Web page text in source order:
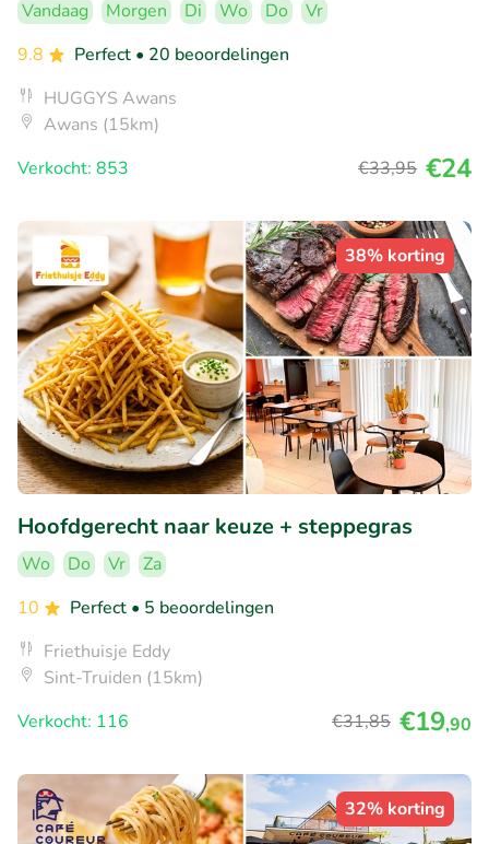
Vandaag Morgen Di Wo Do
Vr
9.8
Perfect • 20 beoordelingen
HUGGYS Awans
Awans (15km)
Verkocht: 853
€33,95 €24
38% korting
Hoofdgerecht naar keuze + steppegras
Wo Do Vr
Za
10
Perfect • 5 beoordelingen
Friethuisje Eddy
Sint-Truiden (15km)
Verkocht: 116
€31,85 €19,90
32% korting